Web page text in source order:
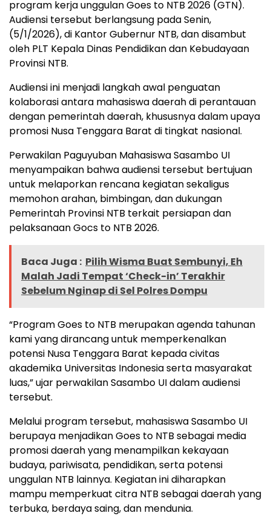
program kerja unggulan Goes to NTB 2026 (GTN).
Audiensi tersebut berlangsung pada Senin,
(5/1/2026), di Kantor Gubernur NTB, dan disambut
oleh PLT Kepala Dinas Pendidikan dan Kebudayaan
Provinsi NTB.
Audiensi ini menjadi langkah awal penguatan
kolaborasi antara mahasiswa daerah di perantauan
dengan pemerintah daerah, khususnya dalam upaya
promosi Nusa Tenggara Barat di tingkat nasional.
Perwakilan Paguyuban Mahasiswa Sasambo UI
menyampaikan bahwa audiensi tersebut bertujuan
untuk melaporkan rencana kegiatan sekaligus
memohon arahan, bimbingan, dan dukungan
Pemerintah Provinsi NTB terkait persiapan dan
pelaksanaan Gocs to NTB 2026.
Baca Juga : Pilih Wisma Buat Sembunyi, Eh
Malah Jadi Tempat ‘Check-in’ Terakhir
Sebelum Nginap di Sel Polres Dompu
“Program Goes to NTB merupakan agenda tahunan
kami yang dirancang untuk memperkenalkan
potensi Nusa Tenggara Barat kepada civitas
akademika Universitas Indonesia serta masyarakat
luas,” ujar perwakilan Sasambo UI dalam audiensi
tersebut.
Melalui program tersebut, mahasiswa Sasambo UI
berupaya menjadikan Goes to NTB sebagai media
promosi daerah yang menampilkan kekayaan
budaya, pariwisata, pendidikan, serta potensi
unggulan NTB lainnya. Kegiatan ini diharapkan
mampu memperkuat citra NTB sebagai daerah yang
terbuka, berdaya saing, dan mendunia.